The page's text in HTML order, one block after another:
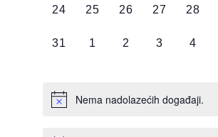
0
24
0
25
0
26
0
27
0
28
0
31
0
1
0
2
0
3
0
4
Nema nadolazećih događaji.